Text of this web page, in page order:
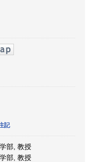
記
部, 教授
部, 教授